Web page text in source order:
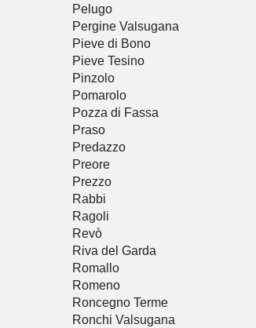
Pelugo
Pergine Valsugana
Pieve di Bono
Pieve Tesino
Pinzolo
Pomarolo
Pozza di Fassa
Praso
Predazzo
Preore
Prezzo
Rabbi
Ragoli
Revò
Riva del Garda
Romallo
Romeno
Roncegno Terme
Ronchi Valsugana